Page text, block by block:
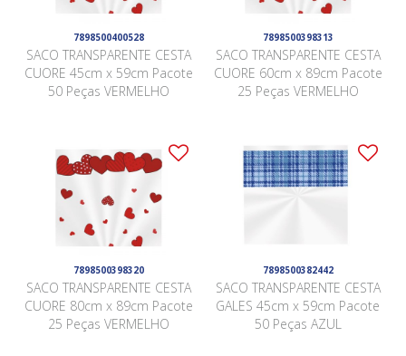
7898500400528
SACO TRANSPARENTE CESTA
CUORE 45cm x 59cm Pacote
50 Peças VERMELHO
7898500398313
SACO TRANSPARENTE CESTA
CUORE 60cm x 89cm Pacote
25 Peças VERMELHO
7898500398320
SACO TRANSPARENTE CESTA
CUORE 80cm x 89cm Pacote
25 Peças VERMELHO
7898500382442
SACO TRANSPARENTE CESTA
GALES 45cm x 59cm Pacote
50 Peças AZUL